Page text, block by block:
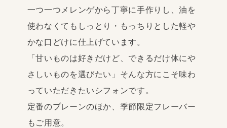
一つ一つメレンゲから丁寧に手作りし、油を
使わなくてもしっとり・もっちりとした軽や
かな口どけに仕上げています。
「甘いものは好きだけど、できるだけ体にや
さしいものを選びたい」そんな方にこそ味わ
っていただきたいシフォンです。
定番のプレーンのほか、季節限定フレーバー
もご用意。